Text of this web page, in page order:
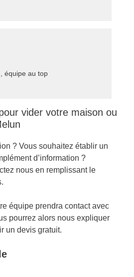
équipe au top
vider votre maison ou
? Vous souhaitez établir un
d’information ?
nous en remplissant le
équipe prendra contact avec
pourrez alors nous expliquer
un devis gratuit.